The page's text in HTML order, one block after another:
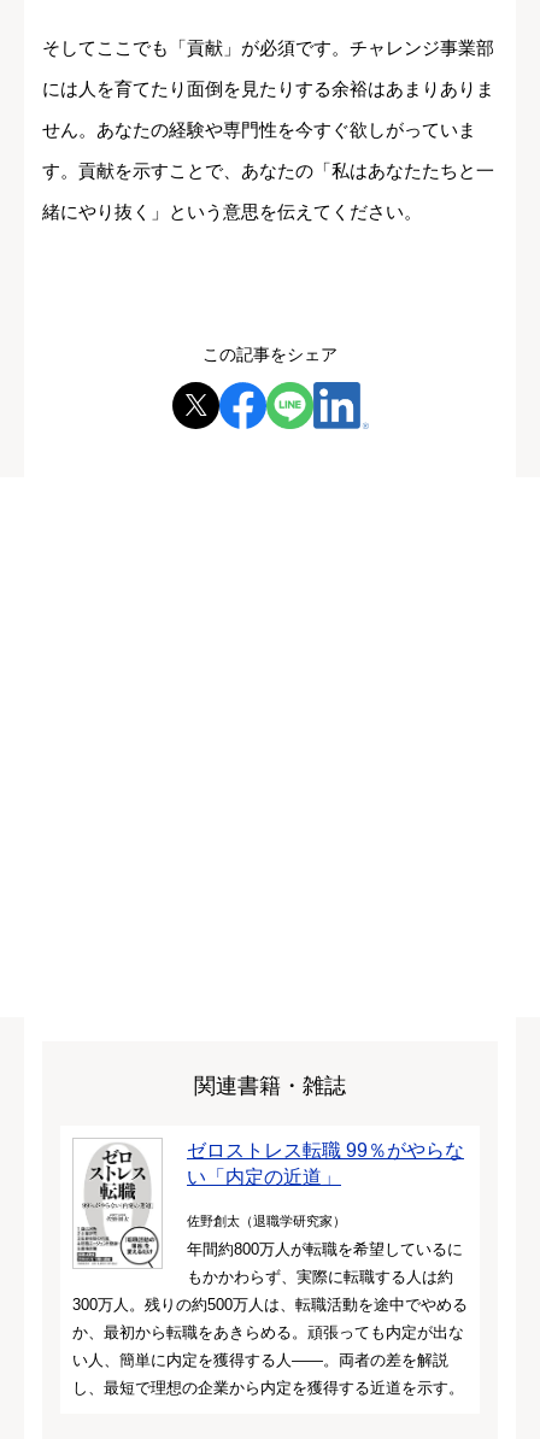
そしてここでも「貢献」が必須です。チャレンジ事業部
には人を育てたり面倒を見たりする余裕はあまりありま
せん。あなたの経験や専門性を今すぐ欲しがっていま
す。貢献を示すことで、あなたの「私はあなたたちと一
緒にやり抜く」という意思を伝えてください。
この記事をシェア
関連書籍・雑誌
ゼロストレス転職 99％がやらな
い「内定の近道」
佐野創太（退職学研究家）
年間約800万人が転職を希望しているに
もかかわらず、実際に転職する人は約
300万人。残りの約500万人は、転職活動を途中でやめる
か、最初から転職をあきらめる。頑張っても内定が出な
い人、簡単に内定を獲得する人――。両者の差を解説
し、最短で理想の企業から内定を獲得する近道を示す。